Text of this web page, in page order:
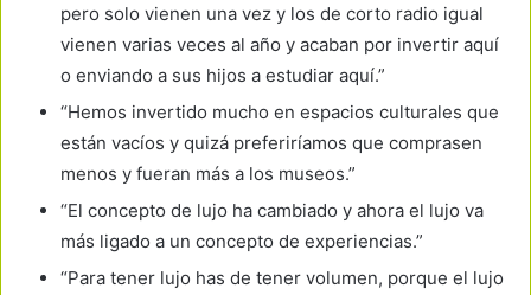
pero solo vienen una vez y los de corto radio igual
vienen varias veces al año y acaban por invertir aquí
o enviando a sus hijos a estudiar aquí.”
“Hemos invertido mucho en espacios culturales que
están vacíos y quizá preferiríamos que comprasen
menos y fueran más a los museos.”
“El concepto de lujo ha cambiado y ahora el lujo va
más ligado a un concepto de experiencias.”
“Para tener lujo has de tener volumen, porque el lujo